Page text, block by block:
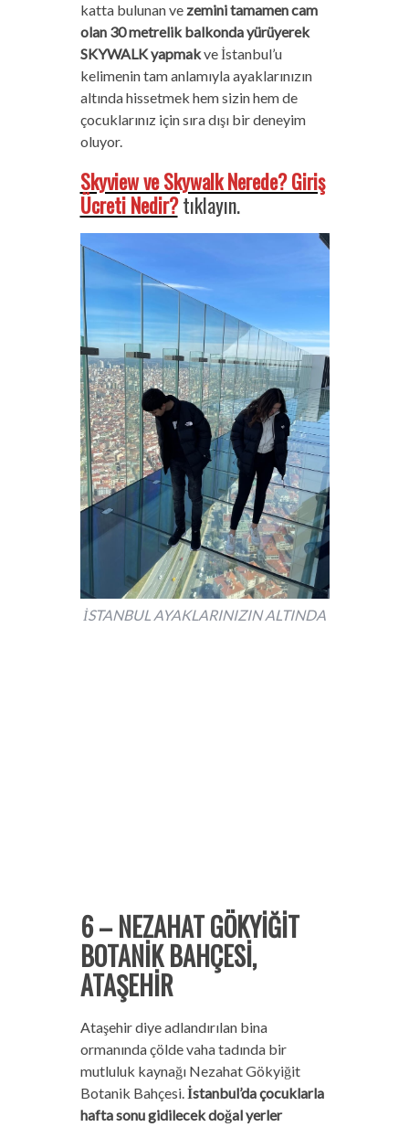
katta bulunan ve zemini tamamen cam
olan 30 metrelik balkonda yürüyerek
SKYWALK yapmakve İstanbul’u
kelimenin tam anlamıyla ayaklarınızın
altında hissetmek hem sizin hem de
çocuklarınız için sıra dışı bir deneyim
oluyor.
Skyview ve Skywalk Nerede? Giriş
Ücreti Nedir?tıklayın.
İSTANBUL AYAKLARINIZIN ALTINDA
6 – NEZAHAT GÖKYİĞİT
BOTANİK BAHÇESİ,
ATAŞEHİR
Ataşehir diye adlandırılan bina
ormanında çölde vaha tadında bir
mutluluk kaynağı Nezahat Gökyiğit
Botanik Bahçesi.İstanbul’da çocuklarla
hafta sonu gidilecek doğal yerler